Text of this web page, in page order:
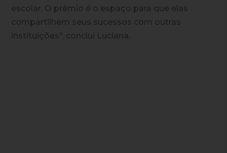
escolar. O prêmio é o espaço para que elas
compartilhem seus sucessos com outras
instituições", conclui Luciana.